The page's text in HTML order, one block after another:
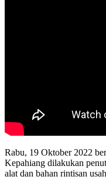
Rabu, 19 Oktober 2022
Kepahiang dilakukan
alat dan bahan rintisan